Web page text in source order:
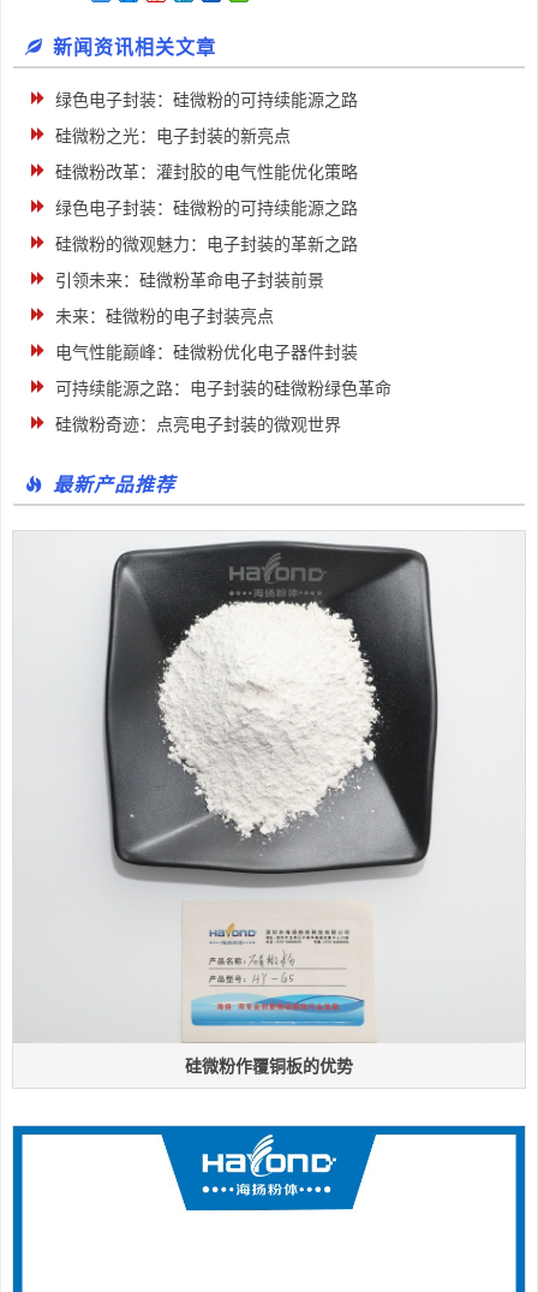
新闻资讯相关文章
绿色电子封装：硅微粉的可持续能源之路
硅微粉之光：电子封装的新亮点
硅微粉改革：灌封胶的电气性能优化策略
绿色电子封装：硅微粉的可持续能源之路
硅微粉的微观魅力：电子封装的革新之路
引领未来：硅微粉革命电子封装前景
未来：硅微粉的电子封装亮点
电气性能巅峰：硅微粉优化电子器件封装
可持续能源之路：电子封装的硅微粉绿色革命
硅微粉奇迹：点亮电子封装的微观世界
最新产品推荐
硅微粉作覆铜板的优势